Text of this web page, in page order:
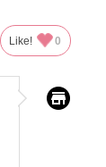
Like! 0